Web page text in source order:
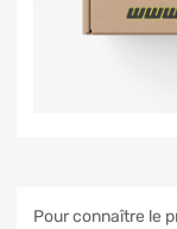
Pour connaître le